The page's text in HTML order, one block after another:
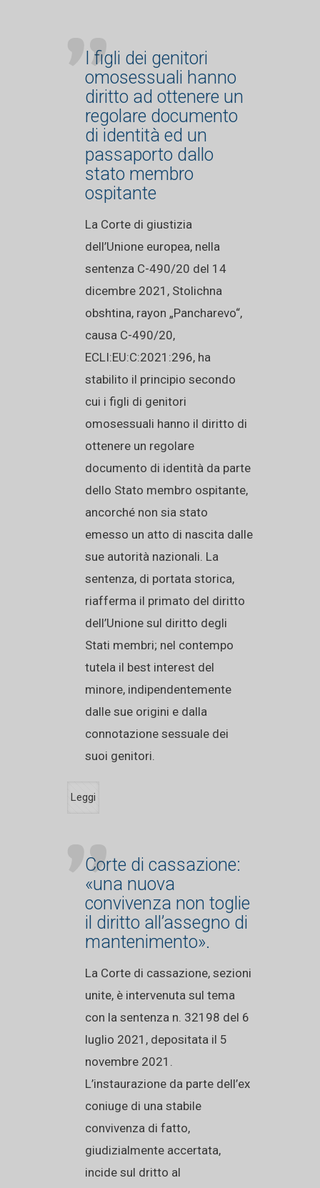
I figli dei genitori
omosessuali hanno
diritto ad ottenere un
regolare documento
di identità ed un
passaporto dallo
stato membro
ospitante
La Corte di giustizia
dell’Unione europea, nella
sentenza C-490/20 del 14
dicembre 2021, Stolichna
obshtina, rayon „Pancharevo“,
causa C-490/20,
ECLI:EU:C:2021:296, ha
stabilito il principio secondo
cui i figli di genitori
omosessuali hanno il diritto di
ottenere un regolare
documento di identità da parte
dello Stato membro ospitante,
ancorché non sia stato
emesso un atto di nascita dalle
sue autorità nazionali. La
sentenza, di portata storica,
riafferma il primato del diritto
dell’Unione sul diritto degli
Stati membri; nel contempo
tutela il best interest del
minore, indipendentemente
dalle sue origini e dalla
connotazione sessuale dei
suoi genitori.
Leggi
Corte di cassazione:
«una nuova
convivenza non toglie
il diritto all’assegno di
mantenimento».
La Corte di cassazione, sezioni
unite, è intervenuta sul tema
con la sentenza n. 32198 del 6
luglio 2021, depositata il 5
novembre 2021.
L’instaurazione da parte dell’ex
coniuge di una stabile
convivenza di fatto,
giudizialmente accertata,
incide sul dritto al